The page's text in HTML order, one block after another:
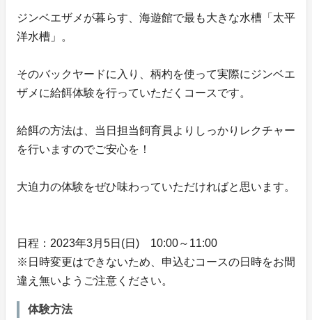
ジンベエザメが暮らす、海遊館で最も大きな水槽「太平
洋水槽」。
そのバックヤードに入り、柄杓を使って実際にジンベエ
ザメに給餌体験を行っていただくコースです。
給餌の方法は、当日担当飼育員よりしっかりレクチャー
を行いますのでご安心を！
大迫力の体験をぜひ味わっていただければと思います。
日程：2023年3月5日(日) 10:00～11:00
※日時変更はできないため、申込むコースの日時をお間
違え無いようご注意ください。
体験方法